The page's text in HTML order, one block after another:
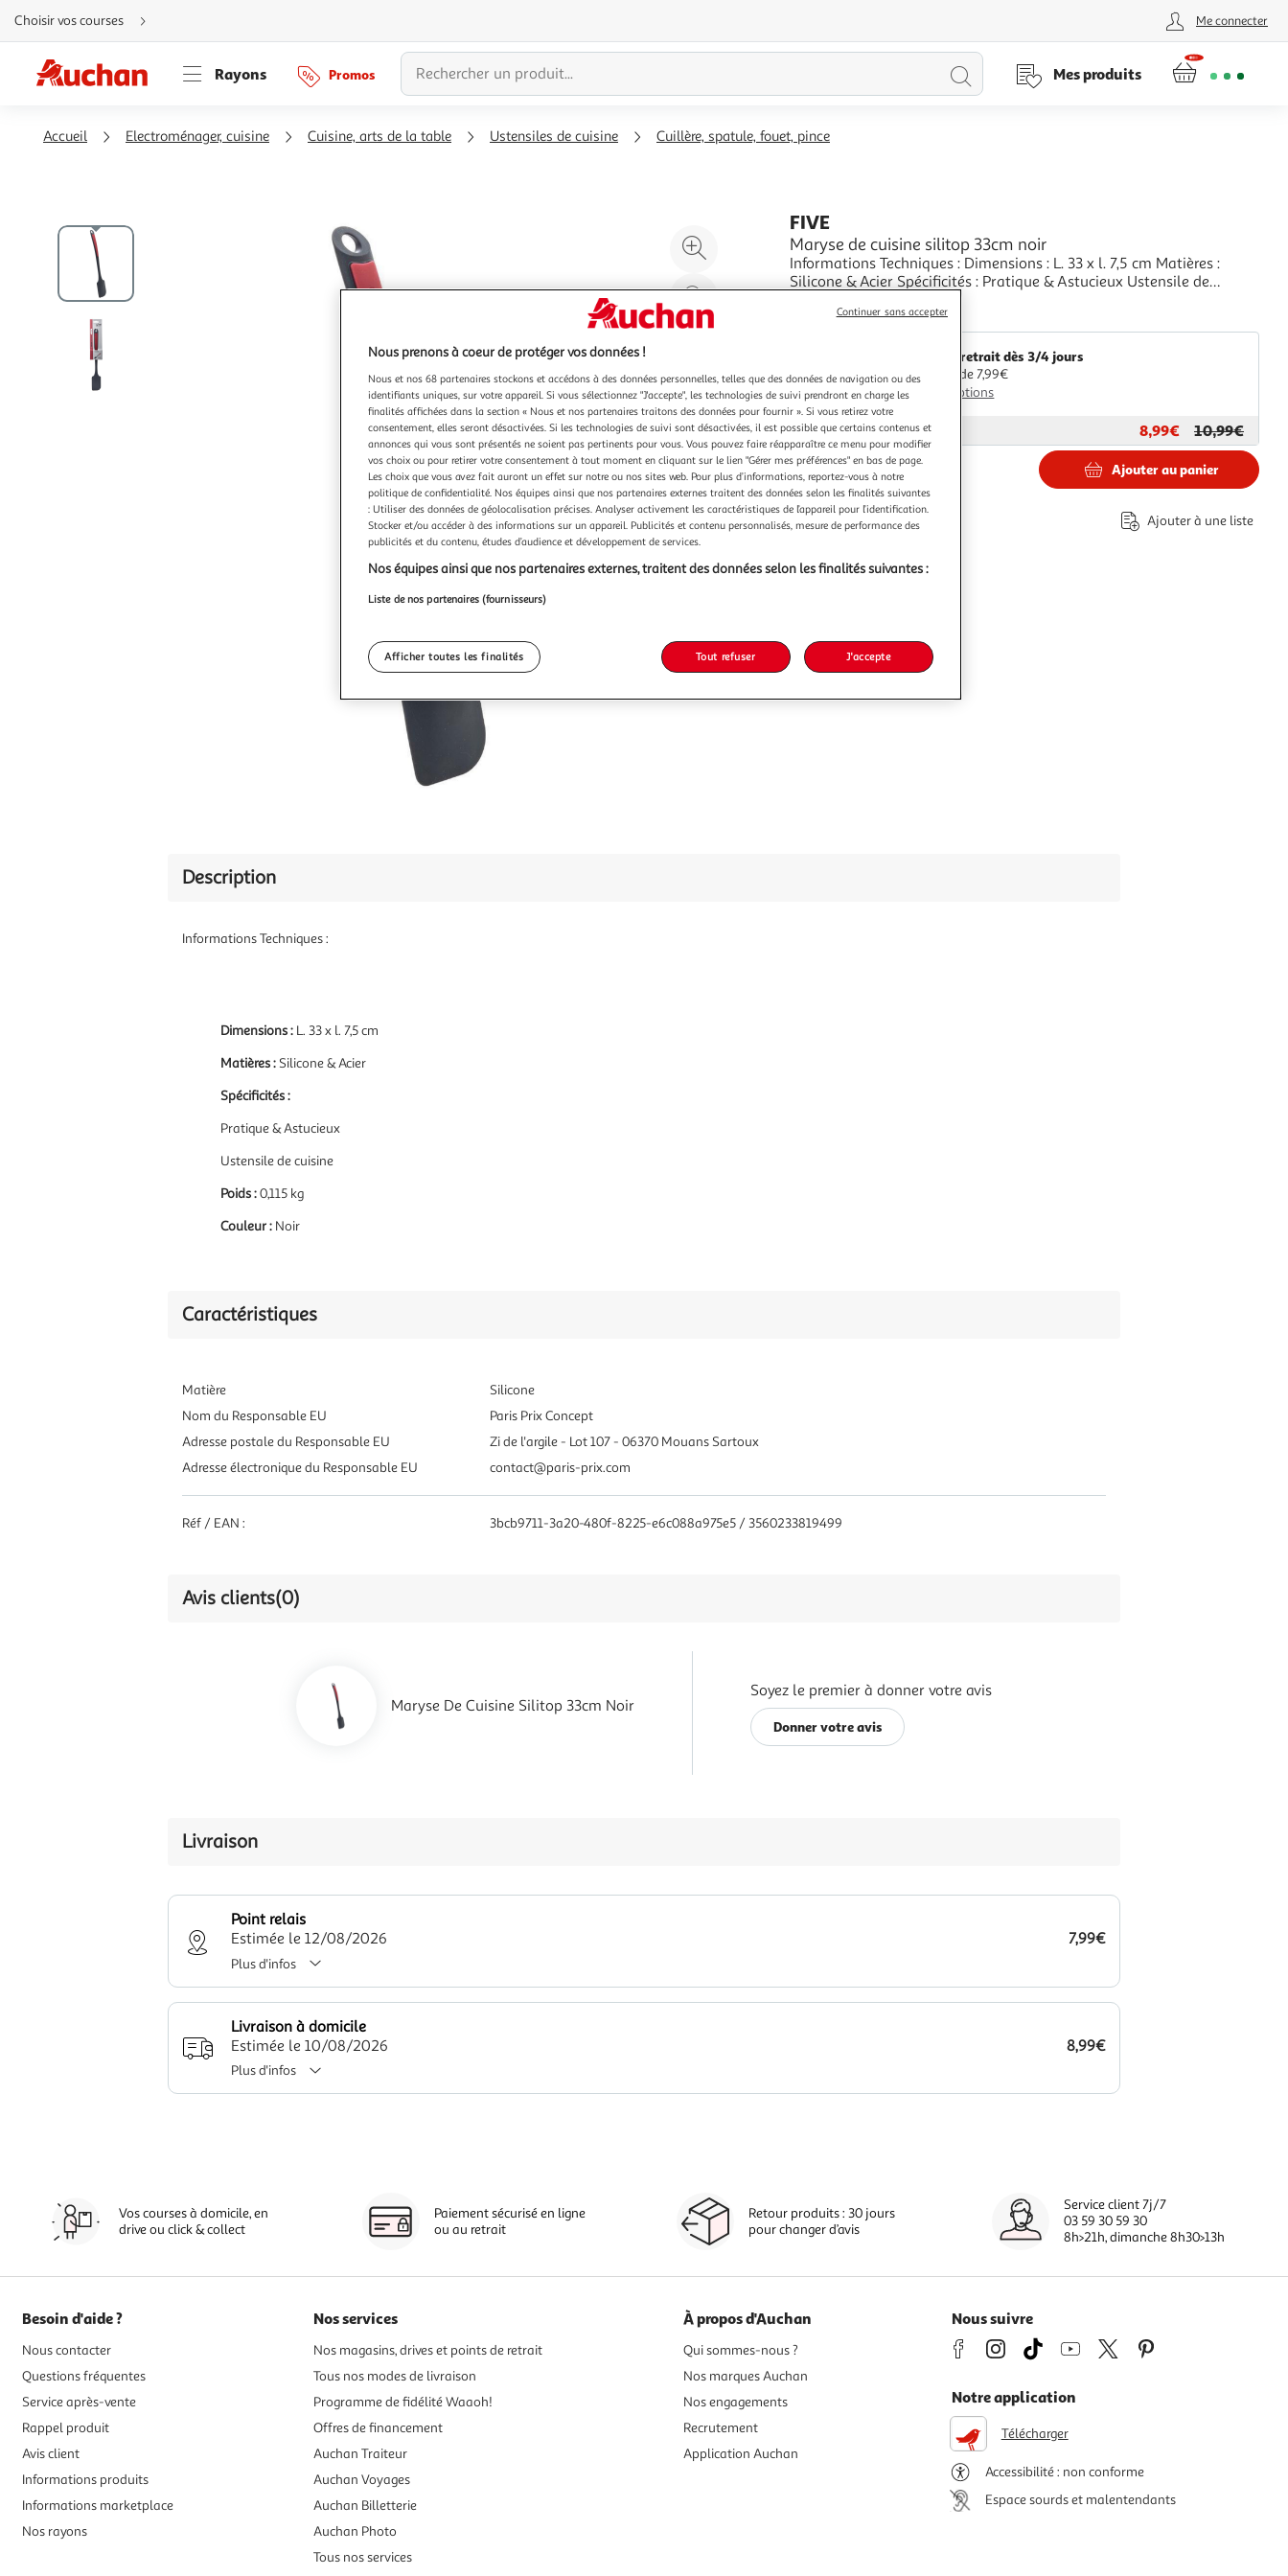
Aller
directement
au
Aller
directement
à
Aller
directement
Choisir vos courses Me connecter
Rayons Promos
Lancer
Mes produits
Accueil Electroménager, cuisine Cuisine, arts de la table Ustensiles de cuisine Cuillère, spatule, fouet, pince
Agrandir
l'illustration
à
200%
Réduire
l'illustration
100
%
le
produit
FIVE
Maryse de cuisine silitop 33cm noir
Informations Techniques : Dimensions : L. 33 x l. 7,5 cm Matières :
Silicone & Acier Spécificités : Pratique & Astucieux Ustensile de
Vendu parParis Prix
Livr. ou retrait dès 3/4 jours
A partir de 7,99€
Plus d'options
Vendu parParis Prix 8,99€
10,99€
-18 %
10,99€
8,99€
Ajouter au panier
Ajouter à une liste
Description
Informations Techniques :
Dimensions : L. 33 x l. 7,5 cm
Matières :Silicone & Acier
Spécificités :
Pratique & Astucieux
Ustensile de cuisine
Poids :0,115 kg
Couleur : Noir
Caractéristiques
Matière
Silicone
Nom du Responsable EU
Paris Prix Concept
Adresse postale du Responsable EU
Zi de l'argile - Lot 107 - 06370 Mouans Sartoux
Adresse électronique du Responsable EU
contact@paris-prix.com
Réf / EAN : 3bcb9711-3a20-480f-8225-e6c088a975e5 / 3560233819499
Avis clients(0)
Maryse De Cuisine Silitop 33cm Noir
Soyez le premier à donner votre avis
Donner votre avis
Livraison
Point relais
Estimée le 12/08/2026
7,99€
Plus d'infos
Livraison à domicile
Estimée le 10/08/2026
8,99€
Plus d'infos
Vos courses à domicile, en
drive ou click & collect
Paiement sécurisé en ligne
ou au retrait
Retour produits : 30 jours
pour changer d’avis
Service client 7j/7
03 59 30 59 30
8h>21h, dimanche 8h30>13h
Besoin d'aide ?
Nous contacter
Questions fréquentes
Service après-vente
Rappel produit
Avis client
Informations produits
Informations marketplace
Nos rayons
Nos services
Nos magasins, drives et points de retrait
Tous nos modes de livraison
Programme de fidélité Waaoh!
Offres de financement
Auchan Traiteur
Auchan Voyages
Auchan Billetterie
Auchan Photo
Tous nos services
À propos d'Auchan
Qui sommes-nous ?
Nos marques Auchan
Nos engagements
Recrutement
Application Auchan
Nous suivre
Notre application
Télécharger
Accessibilité : non conforme
Espace sourds et malentendants
Nous prenons à coeur de protéger vos données !
Nous et nos 68 partenaires stockons et accédons à des données personnelles, telles que des données de navigation ou des
identifiants uniques, sur votre appareil. Si vous sélectionnez "J'accepte", les technologies de suivi prendront en charge les
finalités affichées dans la section « Nous et nos partenaires traitons des données pour fournir ». Si vous retirez votre
consentement, elles seront désactivées. Si les technologies de suivi sont désactivées, il est possible que certains contenus et
annonces qui vous sont présentés ne soient pas pertinents pour vous. Vous pouvez faire réapparaître ce menu pour modifier
vos choix ou pour retirer votre consentement à tout moment en cliquant sur le lien "Gérer mes préférences" en bas de page.
Les choix que vous avez fait auront un effet sur notre ou nos sites web. Pour plus d’informations, reportez-vous à notre
politique de confidentialité. Nos équipes ainsi que nos partenaires externes traitent des données selon les finalités suivantes
: Utiliser des données de géolocalisation précises. Analyser activement les caractéristiques de l’appareil pour l’identification.
Stocker et/ou accéder à des informations sur un appareil. Publicités et contenu personnalisés, mesure de performance des
publicités et du contenu, études d’audience et développement de services.
Nos équipes ainsi que nos partenaires externes, traitent des données selon les finalités suivantes :
Liste de nos partenaires (fournisseurs)
Afficher toutes les finalités Tout refuser J'accepte
Continuer sans accepter